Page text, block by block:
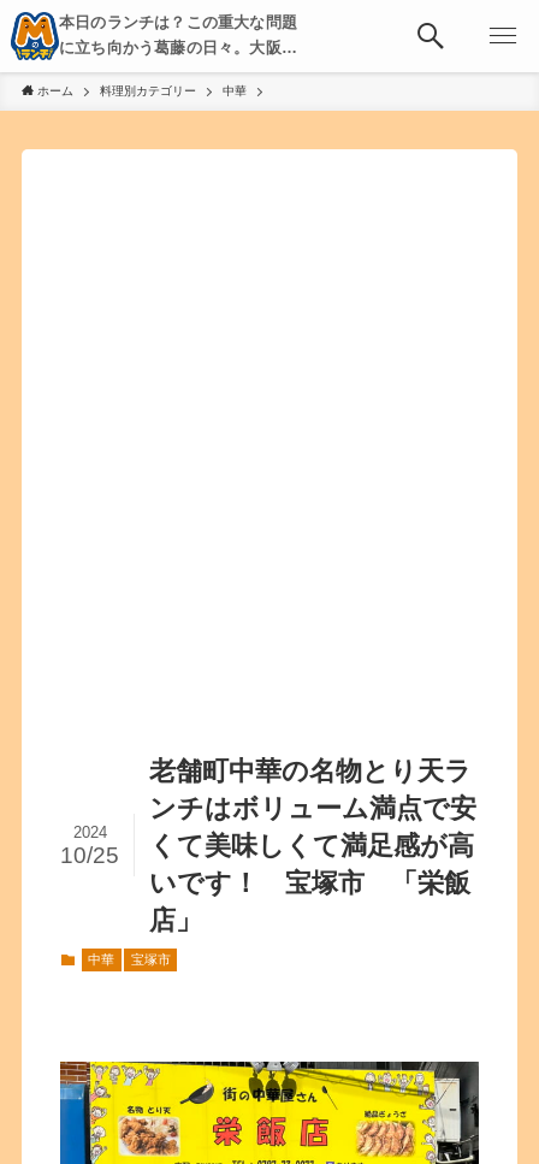
本日のランチは？この重大な問題
に立ち向かう葛藤の日々。大阪・
京都・神戸を中心とした食べ歩
き、飲み歩きを綴る。
ホーム 料理別カテゴリー 中華
老舗町中華の名物とり天ラ
ンチはボリューム満点で安
くて美味しくて満足感が高
いです！ 宝塚市 「栄飯
店」
2024
10/25
中華 宝塚市